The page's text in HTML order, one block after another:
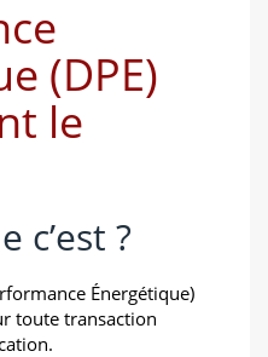
(DPE)
le
c’est ?
Énergétique)
toute transaction